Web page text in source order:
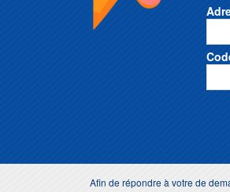
Afin de répondre à votre de